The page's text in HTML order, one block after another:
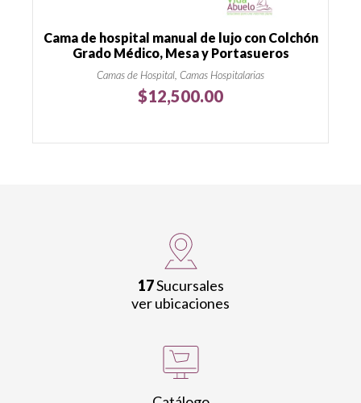
Cama de hospital manual de lujo con Colchón
Grado Médico, Mesa y Portasueros
Camas de Hospital, Camas Hospitalarias
$12,500.00
17Sucursales
ver ubicaciones